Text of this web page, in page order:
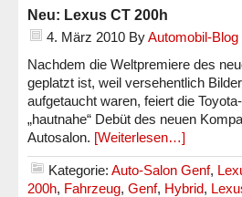
Neu: Lexus CT 200h
4. März 2010 ByAutomobil-
Nachdem die Weltpremiere des
geplatzt ist, weil versehentlich
aufgetaucht waren, feiert die
„hautnahe“ Debüt des neuen
Autosalon. [Weiterlesen…]
Kategorie: Auto-Salon Genf,
200h, Fahrzeug, Genf, Hybrid,